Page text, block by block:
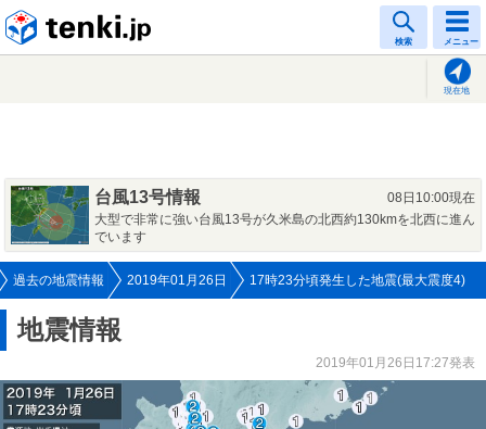
検索 メニュー
現在地
台風13号情報
08日10:00現在
大型で非常に強い台風13号が久米島の北西約130kmを北西に進ん
でいます
過去の地震情報 2019年01月26日 17時23分頃発生した地震(最大震度4)
地震情報
2019年01月26日17:27発表